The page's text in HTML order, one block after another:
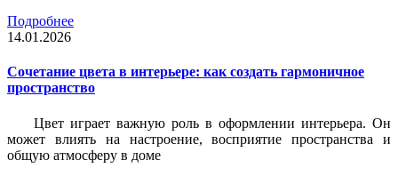
Подробнее
14.01.2026
Сочетание цвета в интерьере: как создать гармоничное
пространство
Цвет играет важную роль в оформлении интерьера. Он
может влиять на настроение, восприятие пространства и
общую атмосферу в доме